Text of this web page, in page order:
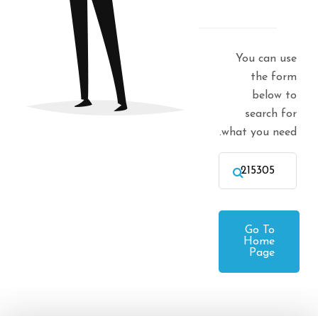
You can use
the form
below to
search for
what you need.
Go To
Home
Page